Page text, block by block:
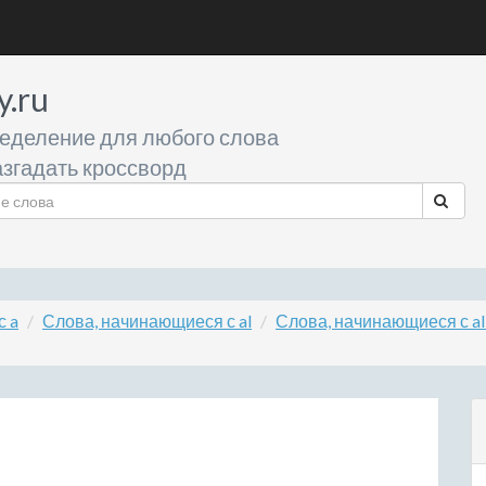
для любого слова
кроссворд
a Слова, начинающиеся с al Слова, начинающиеся с